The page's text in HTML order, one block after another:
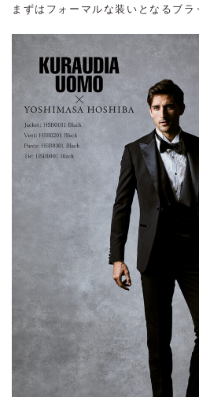
まずはフォーマルな装いとなるブラ